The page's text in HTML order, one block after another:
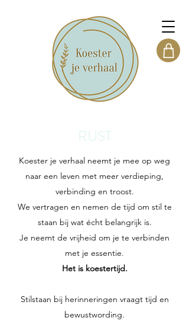
RUST
Koester je verhaal neemt je mee op weg
naar een leven met meer verdieping,
verbinding en troost.
We vertragen en nemen de tijd om stil te
staan bij wat écht belangrijk is.
Je neemt de vrijheid om je te verbinden
met je essentie.
Het is koestertijd.
Stilstaan bij herinneringen vraagt tijd en
bewustwording.